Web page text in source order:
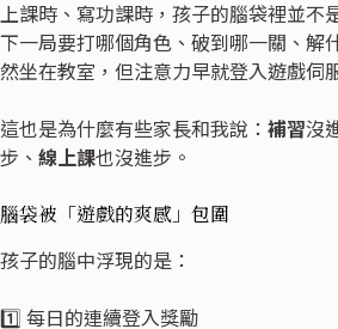
上課時、寫功課時，孩子的腦袋裡並不
下一局要打哪個角色、破到哪一關、解
然坐在教室，但注意力早就登入遊戲伺
這也是為什麼有些家長和我說： 補習沒
步、 線上課也沒進步。
腦袋被「遊戲的爽感」包圍
孩子的腦中浮現的是：
1️⃣ 每日的連續登入獎勵